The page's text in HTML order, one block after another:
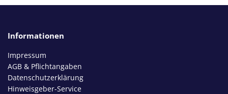
Informationen
Impressum
AGB & Pflichtangaben
Datenschutzerklärung
Hinweisgeber-Service